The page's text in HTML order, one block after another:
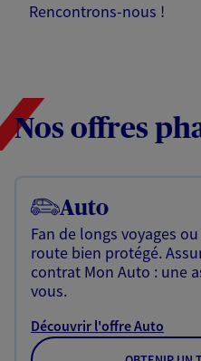
Rencontrons-nous !
Nos offres
Auto
Fan de longs voyages
route bien protégé.
contrat Mon Auto : une
vous.
Découvrir l'offre Auto